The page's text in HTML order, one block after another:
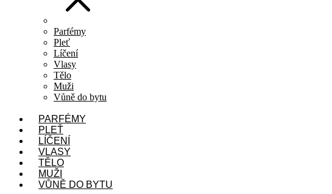
Parfémy
Pleť
Líčení
Vlasy
Tělo
Muži
Vůně do bytu
PARFÉMY
PLEŤ
LÍČENÍ
VLASY
TĚLO
MUŽI
VŮNĚ DO BYTU